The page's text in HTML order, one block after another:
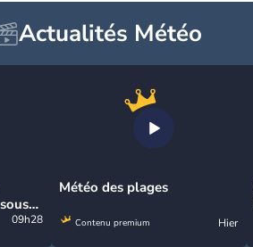
Actualités Météo
09h28
Météo des plages
Contenu premium Hier